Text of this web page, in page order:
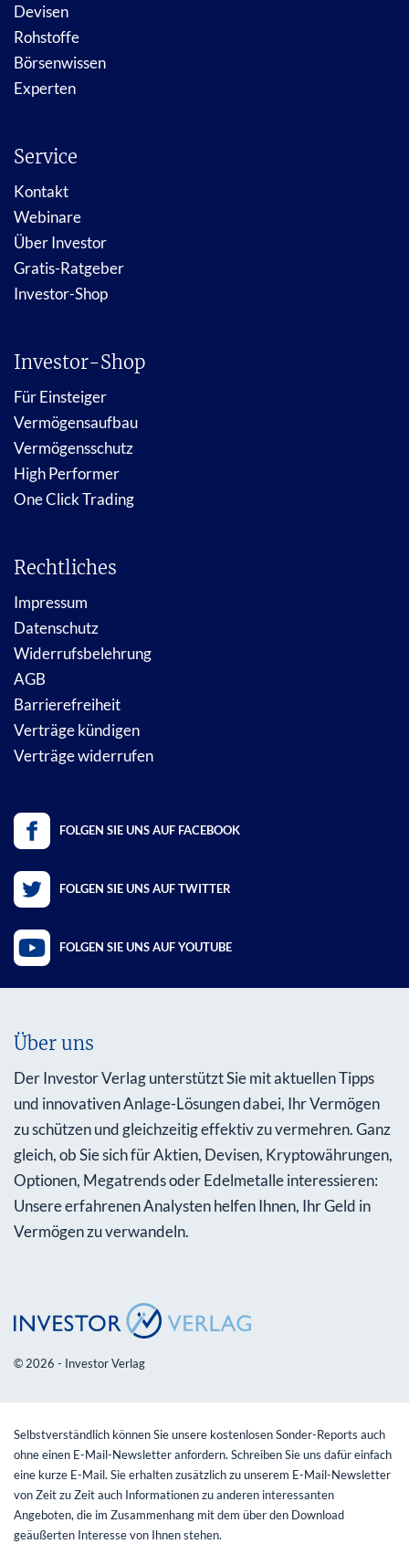
Devisen
Rohstoffe
Börsenwissen
Experten
Service
Kontakt
Webinare
Über Investor
Gratis-Ratgeber
Investor-Shop
Investor-Shop
Für Einsteiger
Vermögensaufbau
Vermögensschutz
High Performer
One Click Trading
Rechtliches
Impressum
Datenschutz
Widerrufsbelehrung
AGB
Barrierefreiheit
Verträge kündigen
Verträge widerrufen
FOLGEN SIE UNS AUF FACEBOOK
FOLGEN SIE UNS AUF TWITTER
FOLGEN SIE UNS AUF YOUTUBE
Über uns
Der Investor Verlag unterstützt Sie mit aktuellen Tipps
und innovativen Anlage-Lösungen dabei, Ihr Vermögen
zu schützen und gleichzeitig effektiv zu vermehren. Ganz
gleich, ob Sie sich für Aktien, Devisen, Kryptowährungen,
Optionen, Megatrends oder Edelmetalle interessieren:
Unsere erfahrenen Analysten helfen Ihnen, Ihr Geld in
Vermögen zu verwandeln.
© 2026 - Investor Verlag
Selbstverständlich können Sie unsere kostenlosen Sonder-Reports auch
ohne einen E-Mail-Newsletter anfordern. Schreiben Sie uns dafür einfach
eine kurze E-Mail. Sie erhalten zusätzlich zu unserem E-Mail-Newsletter
von Zeit zu Zeit auch Informationen zu anderen interessanten
Angeboten, die im Zusammenhang mit dem über den Download
geäußerten Interesse von Ihnen stehen.